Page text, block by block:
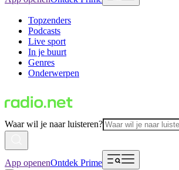
Topzenders
Podcasts
Live sport
In je buurt
Genres
Onderwerpen
Waar wil je naar luisteren?
App openenOntdek Prime